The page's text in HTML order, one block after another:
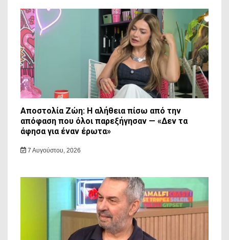
Αποστολία Ζώη: Η αλήθεια πίσω από την
απόφαση που όλοι παρεξήγησαν — «Δεν τα
άφησα για έναν έρωτα»
7 Αυγούστου, 2026